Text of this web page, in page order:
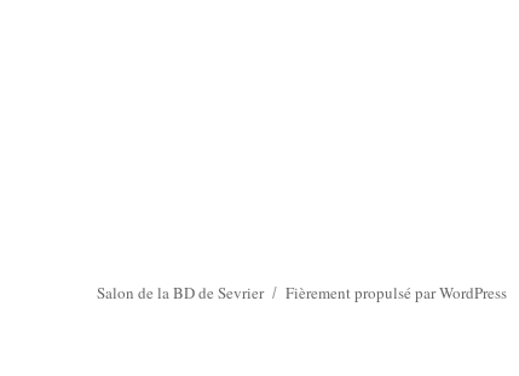
Salon de la BD de Sevrier Fièrement propulsé par WordPress